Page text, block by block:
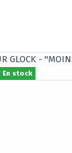
En stock